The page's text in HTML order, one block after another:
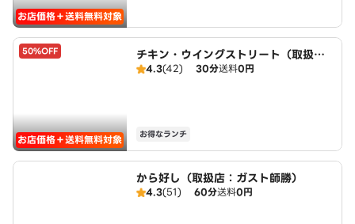
お店価格＋送料無料対象
50%OFF
お店価格＋送料無料対象
チキン・ウイングストリート（取扱：
ピザハット楠店）
4.3(42) 30分送料0円
お得なランチ
から好し（取扱店：ガスト師勝）
4.3(51) 60分送料0円